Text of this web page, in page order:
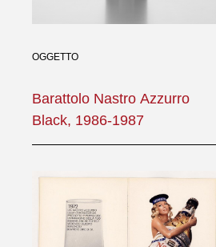
OGGETTO
Barattolo Nastro Azzurro
Black, 1986-1987